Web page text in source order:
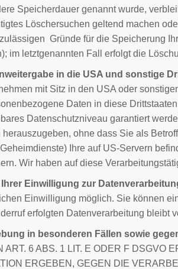
Speicherdauer genannt wurde,
Löschersuchen geltend machen
Gründe für die Speicherung
im letztgenannten Fall erfolgt die
in die USA und sonstige
mit Sitz in den USA oder
Daten in diese
Datenschutzniveau garantiert
ohne dass Sie als
Ihre auf US-Servern
Wir haben auf diese
Einwilligung zur
Einwilligung möglich. Sie können
erfolgten Datenverarbeitung bleibt
in besonderen Fällen sowie
6 ABS. 1 LIT. E ODER F DSGVO
ERGEBEN, GEGEN DIE